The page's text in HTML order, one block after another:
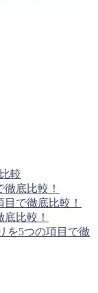
較
底比較！
で徹底比較！
比較！
を5つの項目で徹